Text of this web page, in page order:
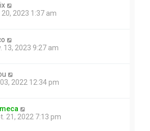
20, 2023 1:37 am
13, 2023 9:27 am
2022 12:34 pm
21, 2022 7:13 pm